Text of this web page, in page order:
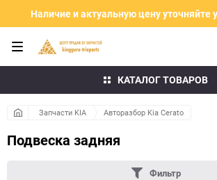
Наличие и актуальную цену уточняйте
КАТАЛОГ ТОВАРОВ
Запчасти KIA Авторазбор Kia Cerato
Подвеска задняя
Фильтр